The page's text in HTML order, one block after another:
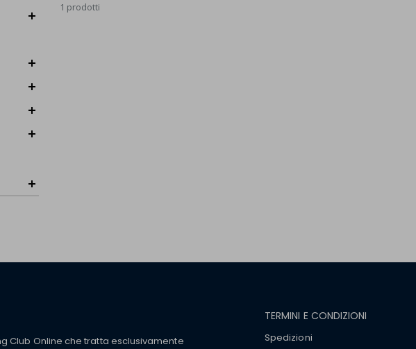
1 prodotti
Club Online che tratta esclusivamente
TERMINI E CONDIZIONI
Spedizioni